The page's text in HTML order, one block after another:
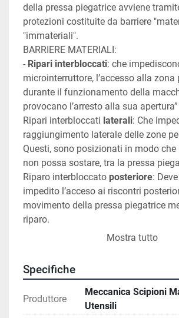
della pressa piegatrice avviene
protezioni costituite da barriere
"immateriali".
BARRIERE MATERIALI:
- Ripari interbloccati: che
microinterruttore, l’accesso alla zona
durante il funzionamento della
provocano l’arresto alla sua apertura”
Ripari interbloccati laterali: Che
raggiungimento laterale delle zone
Questi, sono posizionati in modo che
non possa sostare, tra la pressa
Riparo interbloccato posteriore:
impedito l’acceso ai riscontri
movimento della pressa piegatrice
riparo.
COMANDO AD AZIONE
posizione: marcia; terza posizione:
antipanico). L’azionamento del
posizione, o il suo rilascio nella prima
Mostra tutto
Specifiche
Produttore
Meccanica Scipioni
Utensili